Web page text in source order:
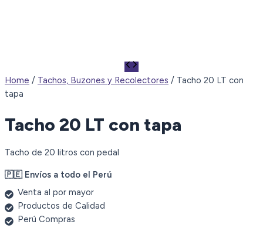
Home / Tachos, Buzones y Recolectores / Tacho 20 LT con
tapa
Tacho 20 LT con tapa
Tacho de 20 litros con pedal
🇵🇪 Envíos a todo el Perú
Venta al por mayor
Productos de Calidad
Perú Compras